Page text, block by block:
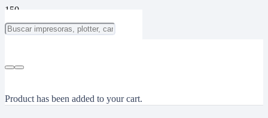
Product has been added to your cart.